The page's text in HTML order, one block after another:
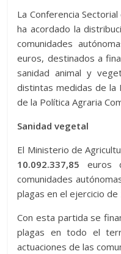
La Conferencia
ha acordado la
comunidades
euros, destinados a
sanidad animal y
distintas medidas de la
de la Política Agraria
Sanidad vegetal
El Ministerio de
10.092.337,85 euros
comunidades
plagas en el ejercicio de
Con esta partida se
plagas en todo el
actuaciones de las